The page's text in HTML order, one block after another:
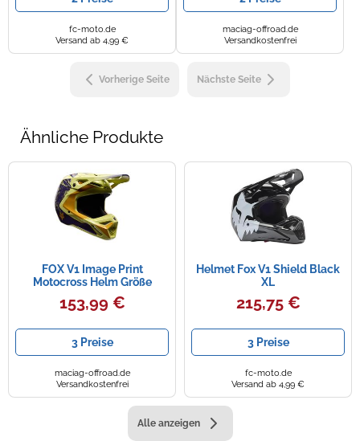
fc-moto.de
Versand ab 4,99 €
maciag-offroad.de
Versandkostenfrei
Vorherige Seite Nächste Seite
Ähnliche Produkte
FOX V1 Image Print
Motocross Helm Größe
153,99 €
3 Preise
maciag-offroad.de
Versandkostenfrei
Helmet Fox V1 Shield Black
XL
215,75 €
3 Preise
fc-moto.de
Versand ab 4,99 €
Alle anzeigen